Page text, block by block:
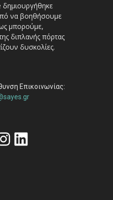
να βοηθήσουμε
μπορούμε,
διπλανής πόρτας
δυσκολίες.
Επικοινωνίας:
Linkedin